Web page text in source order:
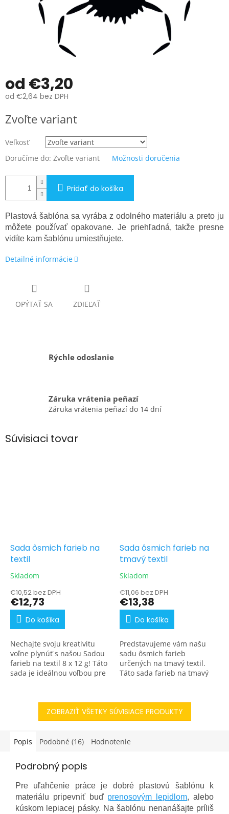
od €3,20
od €2,64 bez DPH
cena:
Zvoľte variant
Veľkosť
Doručíme do: Zvoľte variant Možnosti doručenia
Pridať do košíka
Plastová šablóna sa vyrába z odolného materiálu a preto ju
môžete používať opakovane. Je priehľadná, takže presne
vidíte kam šablónu umiestňujete.
Detailné informácie
OPÝTAŤ SA ZDIEĽAŤ
Rýchle odoslanie
Záruka vrátenia peňazí
Záruka vrátenia peňazí do 14 dní
Súvisiaci tovar
Sada ôsmich farieb na
textil
Skladom
€10,52 bez DPH
€12,73
Do košíka
Nechajte svoju kreativitu
voľne plynúť s našou Sadou
farieb na textil 8 x 12 g! Táto
sada je ideálnou voľbou pre
Sada ôsmich farieb na
tmavý textil
Skladom
€11,06 bez DPH
€13,38
Do košíka
Predstavujeme vám našu
sadu ôsmich farieb
určených na tmavý textil.
Táto sada farieb na tmavý
vyjadriť svoju kreativitu a...
ZOBRAZIŤ VŠETKY SÚVISIACE PRODUKTY
Popis Podobné (16) Hodnotenie
Podrobný popis
Pre uľahčenie práce je dobré plastovú šablónu k
materiálu pripevniť buď prenosovým lepidlom, alebo
kúskom lepiacej pásky. Na šablónu nenanášajte príliš